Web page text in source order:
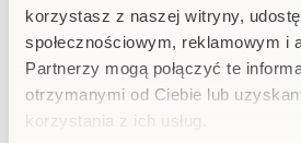
korzystasz z naszej witryny,
społecznościowym, reklamowym i
Partnerzy mogą połączyć te
otrzymanymi od Ciebie lub
korzystania z ich usług.
Collaborate
28 MAJA 2025